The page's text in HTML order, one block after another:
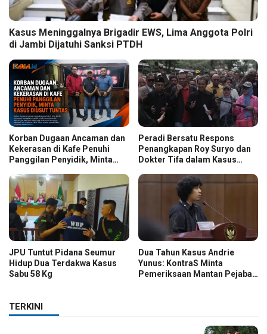
Kasus Meninggalnya Brigadir EWS, Lima Anggota Polri
di Jambi Dijatuhi Sanksi PTDH
Korban Dugaan Ancaman dan
Kekerasan di Kafe Penuhi
Panggilan Penyidik, Minta
Peradi Bersatu Respons
Penangkapan Roy Suryo dan
Dokter Tifa dalam Kasus
JPU Tuntut Pidana Seumur
Hidup Dua Terdakwa Kasus
Sabu 58 Kg
Dua Tahun Kasus Andrie
Yunus: KontraS Minta
Pemeriksaan Mantan Pejabat
TERKINI